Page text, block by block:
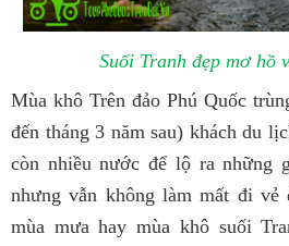
Suối Tranh đẹp mơ hồ
Mùa khô Trên đảo Phú Quốc
đến tháng 3 năm sau) khách du
còn nhiều nước để lộ ra những
nhưng vẫn không làm mất đi
mùa mưa hay mùa khô suối